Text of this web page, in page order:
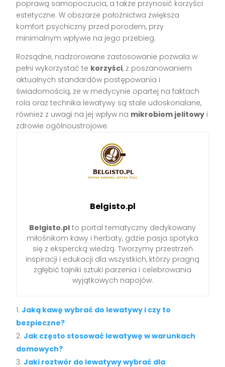
poprawą samopoczucia, a także przynosić korzyści
estetyczne. W obszarze położnictwa zwiększa
komfort psychiczny przed porodem, przy
minimalnym wpływie na jego przebieg.
Rozsądne, nadzorowane zastosowanie pozwala w
pełni wykorzystać te korzyści, z poszanowaniem
aktualnych standardów postępowania i
świadomością, że w medycynie opartej na faktach
rola oraz technika lewatywy są stale udoskonalane,
również z uwagi na jej wpływ na mikrobiom jelitowy i
zdrowie ogólnoustrojowe.
Belgisto.pl
Belgisto.pl to portal tematyczny dedykowany
miłośnikom kawy i herbaty, gdzie pasja spotyka
się z ekspercką wiedzą. Tworzymy przestrzeń
inspiracji i edukacji dla wszystkich, którzy pragną
zgłębić tajniki sztuki parzenia i celebrowania
wyjątkowych napojów.
Jaką kawę wybrać do lewatywy i czy to
bezpieczne?
Jak często stosować lewatywę w warunkach
domowych?
Jaki roztwór do lewatywy wybrać dla